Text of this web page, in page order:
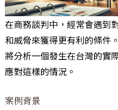
在商務談判中，經常會遇到
和威脅來獲得更有利的條件
將分析一個發生在台灣的實
應對這樣的情況。
案例背景